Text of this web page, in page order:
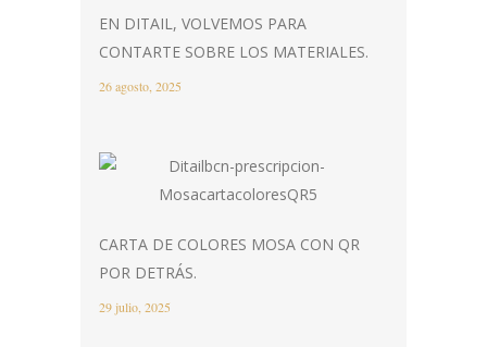
EN DITAIL, VOLVEMOS PARA
CONTARTE SOBRE LOS MATERIALES.
26 agosto, 2025
CARTA DE COLORES MOSA CON QR
POR DETRÁS.
29 julio, 2025